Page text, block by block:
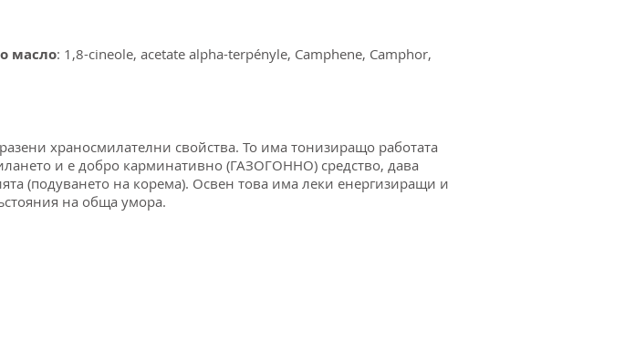
масло: 1,8-cineole, acetate alpha-terpényle, Camphene, Camphor,
храносмилателни свойства. То има тонизиращо работата
и е добро карминативно (ГАЗОГОННО) средство, дава
(подуването на корема). Освен това има леки енергизиращи и
на обща умора.